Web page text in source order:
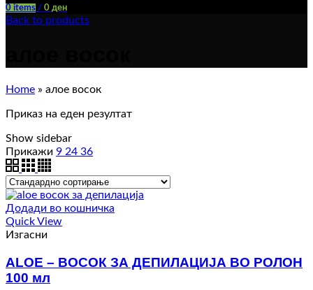
0 items / 0 ден
Back to products
Home » алое восок
Приказ на еден резултат
Show sidebar
Прикажи 9 24 36
Додади во кошничка
Quick View
Изгасни
ALOE – ВОСОК ЗА ДЕПИЛАЦИЈА ВО РОЛОН
100 мл